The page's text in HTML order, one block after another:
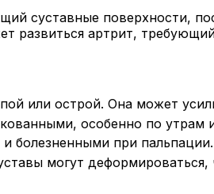
суставные поверхности,
развиться артрит,
или острой. Она может
особенно по утрам
болезненными при пальпации.
могут